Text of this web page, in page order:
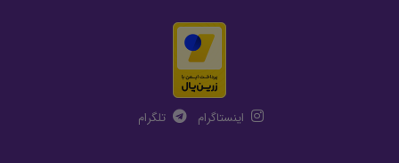
اینستاگرام تلگرام